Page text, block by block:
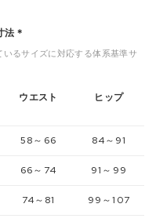
法＊
るサイズに対応する体系基準サ
ウエスト ヒップ
58～66 84～91
66～74 91～99
74～81 99～107